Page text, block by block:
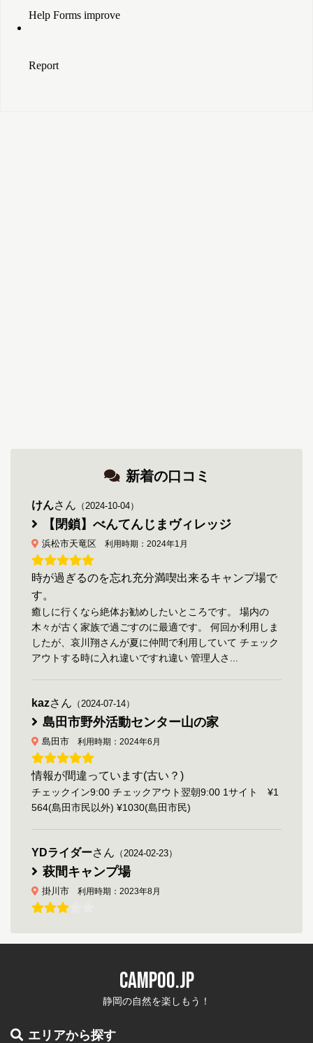
新着の口コミ
けんさん （2024-10-04）
【閉鎖】べんてんじまヴィレッジ
浜松市天竜区 利用時期：2024年1月
時が過ぎるのを忘れ充分満喫出来るキャンプ場で
す。
癒しに行くなら絶体お勧めしたいところです。 場内の
木々が古く家族で過ごすのに最適です。 何回か利用しま
したが、哀川翔さんが夏に仲間で利用していて チェック
アウトする時に入れ違いですれ違い 管理人さ...
kazさん （2024-07-14）
島田市野外活動センター山の家
島田市 利用時期：2024年6月
情報が間違っています(古い？)
チェックイン9:00 チェックアウト翌朝9:00 1サイト ¥1
564(島田市民以外) ¥1030(島田市民)
YDライダーさん （2024-02-23）
萩間キャンプ場
掛川市 利用時期：2023年8月
場
なっています 水道も蛇口が二つあるステンレスのシンク
です、すごく劣悪なつもりで行ったので 思っていたより
快適でした、秋に行けば栗拾いができるかも Y...
CAMPOO.JP
静岡の自然を楽しもう！
エリアから探す